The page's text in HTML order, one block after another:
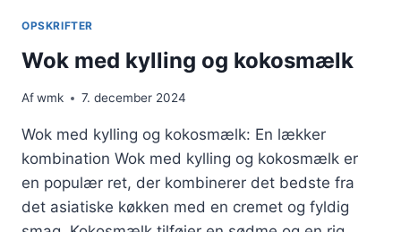
MINUTTER
OPSKRIFTER
Wok med kylling og kokosmælk
Afwmk 7. december 2024
Wok med kylling og kokosmælk: En lækker
kombination Wok med kylling og kokosmælk er
en populær ret, der kombinerer det bedste fra
det asiatiske køkken med en cremet og fyldig